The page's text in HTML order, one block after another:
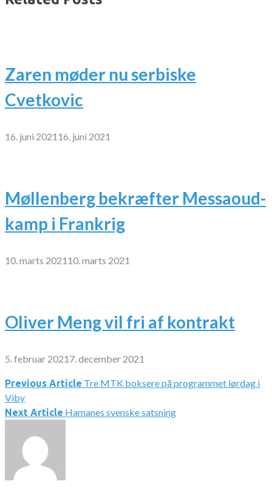
Zaren møder nu serbiske
Cvetkovic
16. juni 2021 16. juni 2021
Møllenberg bekræfter Messaoud-
kamp i Frankrig
10. marts 2021 10. marts 2021
Oliver Meng vil fri af kontrakt
5. februar 2021 7. december 2021
Indlægsnavigation
Previous Article Tre MTK boksere på programmet lørdag i
Viby
Next Article Hamanes svenske satsning